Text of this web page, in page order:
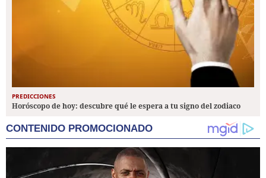
PREDICCIONES
Horóscopo de hoy: descubre qué le espera a tu signo del zodiaco
CONTENIDO PROMOCIONADO